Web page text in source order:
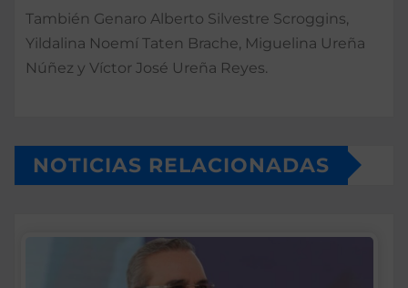
También Genaro Alberto Silvestre Scroggins,
Yildalina Noemí Taten Brache, Miguelina Ureña
Núñez y Víctor José Ureña Reyes.
NOTICIAS RELACIONADAS